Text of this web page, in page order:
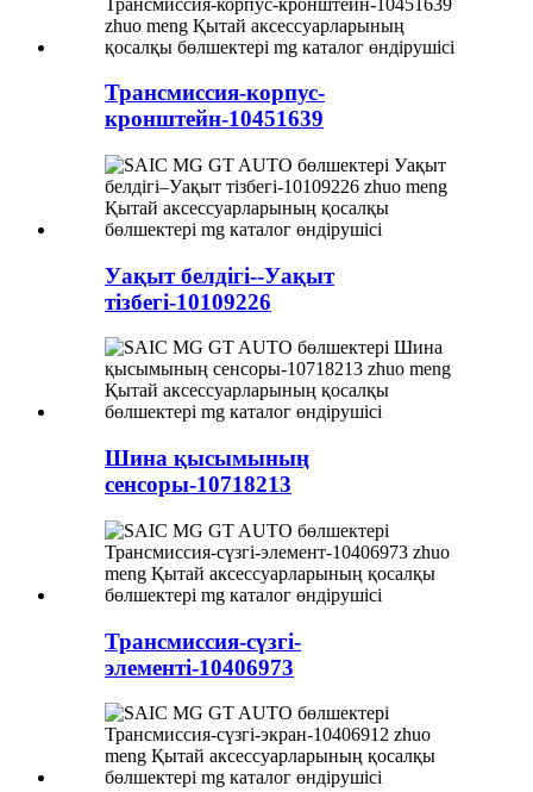
Трансмиссия-корпус-
кронштейн-10451639
Уақыт белдігі--Уақыт
тізбегі-10109226
Шина қысымының
сенсоры-10718213
Трансмиссия-сүзгі-
элементі-10406973